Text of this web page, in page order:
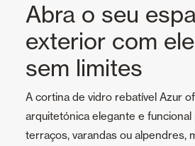
Abra o seu
exterior com
sem limites
A cortina de vidro rebatível Azur
arquitetónica elegante e
terraços, varandas ou alpendres,